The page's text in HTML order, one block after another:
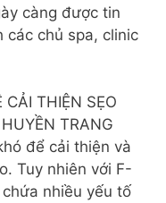
càng được tin
các chủ spa, clinic
CẢI THIỆN SẸO
TRANG
để cải thiện và
Tuy nhiên với F-
nhiều yếu tố